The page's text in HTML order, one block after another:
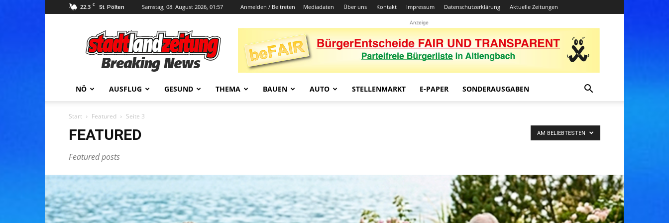
22.3 C St. Pölten Samstag, 08. August 2026, 01:57 Anmelden / Beitreten Mediadaten Über uns Kontakt Impressum Datenschutzerklärung Aktuelle Zeitungen
stadtlandzeitung
Anzeige
NÖ AUSFLUG GESUND THEMA BAUEN AUTO STELLENMARKT E-PAPER SONDERAUSGABEN
Start Featured Seite 3
FEATURED
Featured posts
AM BELIEBTESTEN